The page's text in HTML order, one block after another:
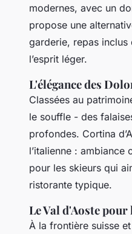
modernes, avec un
propose une
garderie, repas
l’esprit léger.
L'élégance des
Classées au
le souffle - des
profondes. Cortina
l’italienne : ambiance
pour les skieurs qui
ristorante typique.
Le Val d'Aoste
À la frontière suisse